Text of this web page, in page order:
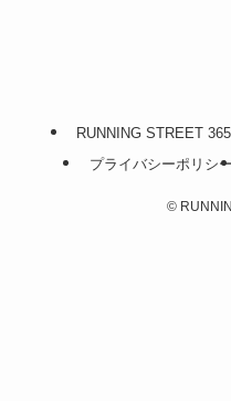
RUNNING STREET
プライバシーポリシー
©